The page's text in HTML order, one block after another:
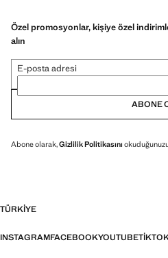
Özel promosyonlar, kişiye özel
alın
E-posta adresi
ABONE
Abone olarak,Gizlilik Politikasını
TÜRKIYE
INSTAGRAMFACEBOOKYOUTUBE